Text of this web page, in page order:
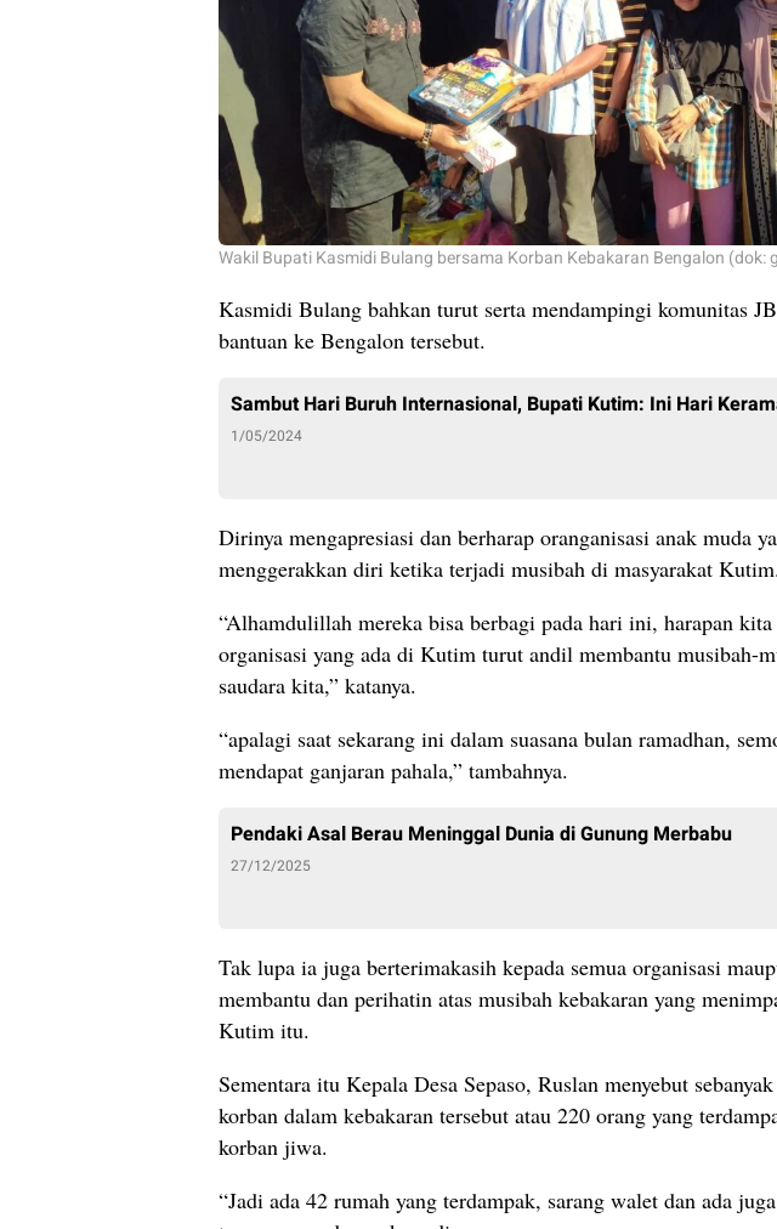
Wakil Bupati Kasmidi Bulang bersama Korban Kebakaran Bengalon (dok:
Kasmidi Bulang bahkan turut serta mendampingi komunitas
bantuan ke Bengalon tersebut.
Sambut Hari Buruh Internasional, Bupati Kutim: Ini Hari
1/05/2024
Dirinya mengapresiasi dan berharap oranganisasi anak muda
menggerakkan diri ketika terjadi musibah di masyarakat Kutim.
“Alhamdulillah mereka bisa berbagi pada hari ini, harapan kita
organisasi yang ada di Kutim turut andil membantu musibah-
saudara kita,” katanya.
“apalagi saat sekarang ini dalam suasana bulan ramadhan,
mendapat ganjaran pahala,” tambahnya.
Pendaki Asal Berau Meninggal Dunia di Gunung Merbabu
27/12/2025
Tak lupa ia juga berterimakasih kepada semua organisasi
membantu dan perihatin atas musibah kebakaran yang
Kutim itu.
Sementara itu Kepala Desa Sepaso, Ruslan menyebut
korban dalam kebakaran tersebut atau 220 orang yang
korban jiwa.
“Jadi ada 42 rumah yang terdampak, sarang walet dan ada